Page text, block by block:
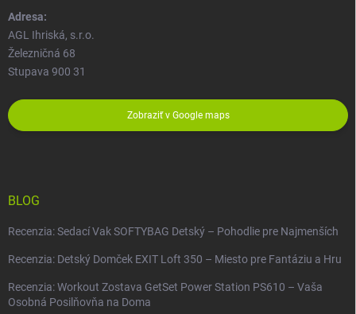
Adresa:
AGL Ihriská, s.r.o.
Železničná 68
Stupava 900 31
Zobraziť v Google maps
BLOG
Recenzia: Sedací Vak SOFTYBAG Detský – Pohodlie pre Najmenších
Recenzia: Detský Domček EXIT Loft 350 – Miesto pre Fantáziu a Hru
Recenzia: Workout Zostava GetSet Power Station PS610 – Vaša
Osobná Posilňovňa na Doma